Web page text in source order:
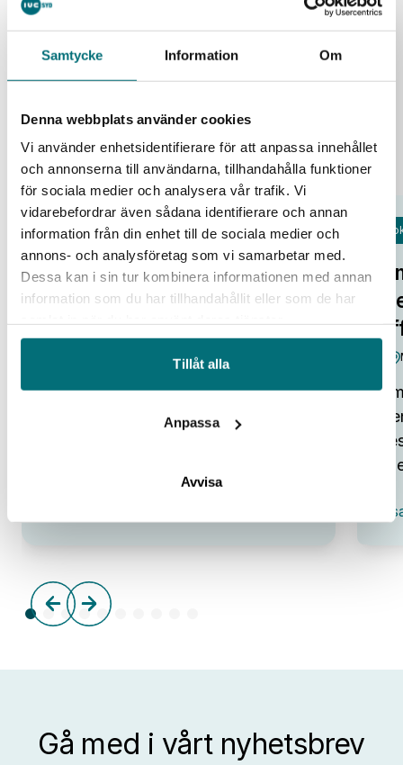
Samtycke Information Om
Denna webbplats använder cookies
Vi använder enhetsidentifierare för att anpassa innehållet
och annonserna till användarna, tillhandahålla funktioner
för sociala medier och analysera vår trafik. Vi
vidarebefordrar även sådana identifierare och annan
information från din enhet till de sociala medier och
annons- och analysföretag som vi samarbetar med.
Dessa kan i sin tur kombinera informationen med annan
information som du har tillhandahållit eller som de har
Tillåt alla
Anpassa
Avvisa
Open Lab Day hos IUC Syd
IUC Syd/Malmö
Alla pratar om potentialen i ny
teknik. Smarta system, automation,
robotar och AI som kan lyfta…
Gå med i vårt nyhetsbrev